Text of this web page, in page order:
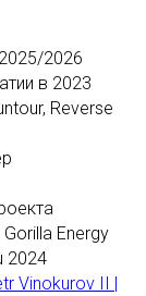
2026
в 2023
Reverse
Energy
2024
Vinokurov II |